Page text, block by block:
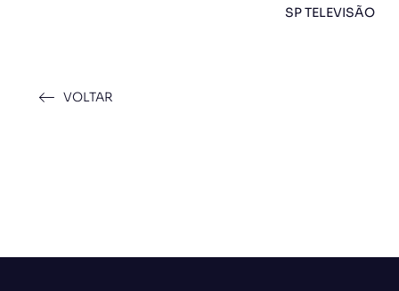
SP TELEVISÃO
VOLTAR